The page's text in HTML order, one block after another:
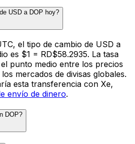
USD a DOP hoy?
el tipo de cambio de USD a
es $1 = RD$58.2935. La tasa
punto medio entre los precios
mercados de divisas globales.
esta transferencia con Xe,
envío de dinero.
DOP?